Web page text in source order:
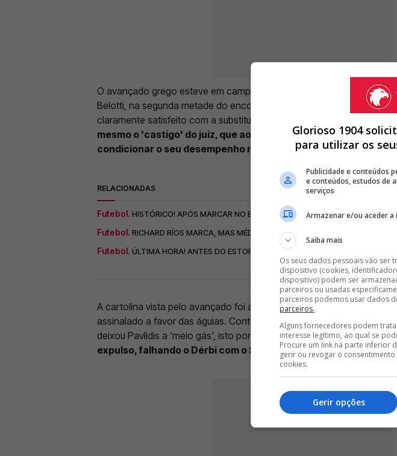
O avançado grego esteve em campo durante 79 minutos, acabando
Belotti, na segunda metade do encontro, sem ter feito o gosto ao pé.
claramente satisfeito com a substituição
mesmo o 'castigo' do juiz, que aos 28 minutos admoestou o
condicionar o seu desempenho na partida.
RELACIONADAS
Futebol. HISTÓRICO! APÓS MARCAR NO ESTORIL - BENFICA, RAFA SILVA
Futebol. RICHARD RÍOS MARCA, MAS MÉDIO DO BENFICA PEDE... PERDÃO: "PEÇO
Futebol. ÚLTIMA HORA! ANTES DO ESTORIL – BENFICA, OTAMENDI INFORMA
< >
A cartolina vista pelo avançado foi atribuída após uma simulação por
assinalado a favor das águias. Contudo, o facto de ter levado cartão
deixou Pavlidis a 'meio gás', isto porque
corria o risco de levar o
expulso, falhando o Dérbi com o Sporting.
Glorioso 1904
para utilizar os
Publicidade e conteúdos
e conteúdos, estudos de
serviços
Armazenar e/ou aceder
Saiba mais
Os seus dados pessoais vão ser
dispositivo (cookies,
dispositivo) podem ser
parceiros ou usadas
parceiros podemos usar dados
parceiros.
Alguns fornecedores podem
interesse legítimo, ao qual se
Procure um link na parte inferior
gerir ou revogar o
cookies.
Gerir opções